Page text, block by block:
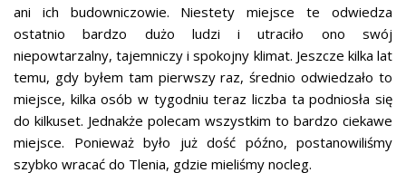
ani ich budowniczowie. Niestety miejsce te odwiedza
ostatnio bardzo dużo ludzi i utraciło ono swój
niepowtarzalny, tajemniczy i spokojny klimat. Jeszcze kilka lat
temu, gdy byłem tam pierwszy raz, średnio odwiedzało to
miejsce, kilka osób w tygodniu teraz liczba ta podniosła się
do kilkuset. Jednakże polecam wszystkim to bardzo ciekawe
miejsce. Ponieważ było już dość późno, postanowiliśmy
szybko wracać do Tlenia, gdzie mieliśmy nocleg.